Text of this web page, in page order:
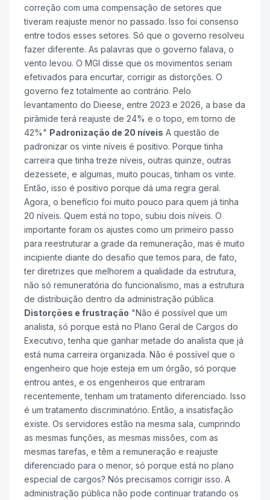
correção com uma compensação de setores que
tiveram reajuste menor no passado. Isso foi consenso
entre todos esses setores. Só que o governo resolveu
fazer diferente. As palavras que o governo falava, o
vento levou. O MGI disse que os movimentos seriam
efetivados para encurtar, corrigir as distorções. O
governo fez totalmente ao contrário. Pelo
levantamento do Dieese, entre 2023 e 2026, a base da
pirâmide terá reajuste de 24% e o topo, em torno de
42%" Padronização de 20 níveis A questão de
padronizar os vinte níveis é positivo. Porque tinha
carreira que tinha treze níveis, outras quinze, outras
dezessete, e algumas, muito poucas, tinham os vinte.
Então, isso é positivo porque dá uma regra geral.
Agora, o benefício foi muito pouco para quem já tinha
20 níveis. Quem está no topo, subiu dois níveis. O
importante foram os ajustes como um primeiro passo
para reestruturar a grade da remuneração, mas é muito
incipiente diante do desafio que temos para, de fato,
ter diretrizes que melhorem a qualidade da estrutura,
não só remuneratória do funcionalismo, mas a estrutura
de distribuição dentro da administração pública.
Distorções e frustração "Não é possível que um
analista, só porque está no Plano Geral de Cargos do
Executivo, tenha que ganhar metade do analista que já
está numa carreira organizada. Não é possível que o
engenheiro que hoje esteja em um órgão, só porque
entrou antes, e os engenheiros que entraram
recentemente, tenham um tratamento diferenciado. Isso
é um tratamento discriminatório. Então, a insatisfação
existe. Os servidores estão na mesma sala, cumprindo
as mesmas funções, as mesmas missões, com as
mesmas tarefas, e têm a remuneração e reajuste
diferenciado para o menor, só porque está no plano
especial de cargos? Nós precisamos corrigir isso. A
administração pública não pode continuar tratando os